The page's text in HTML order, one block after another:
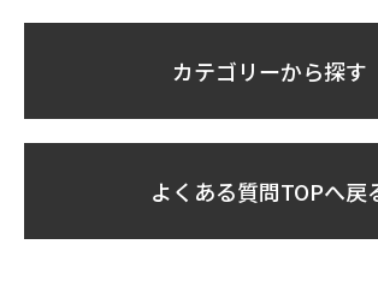
カテゴリーから探す
よくある質問TOPへ戻